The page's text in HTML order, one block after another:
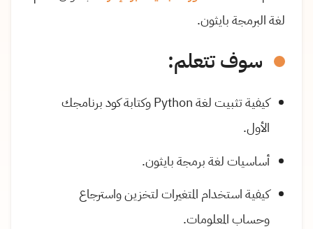
لغة البرمجة بايثون.
سوف تتعلم:
كيفية تثبيت لغة Python وكتابة كود برنامجك
الأول.
أساسيات لغة برمجة بايثون.
كيفية استخدام المتغيرات لتخزين واسترجاع
وحساب المعلومات.